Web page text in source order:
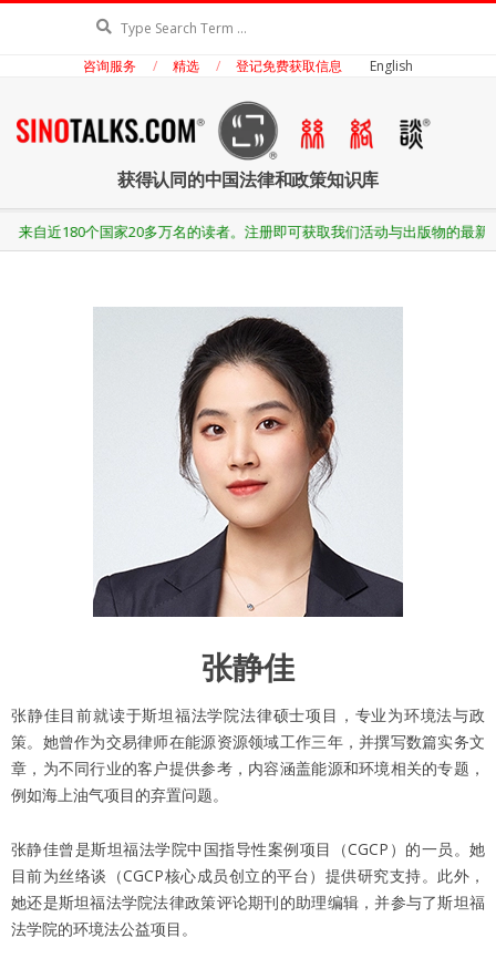
咨询服务 精选 登记免费获取信息 English
丝
络
获得认同的中国法律和政策知识库
Secondary
Navigation
20多万名的读者。注册即可获取我们活动与出版物的最新资讯。
张静佳
张静佳目前就读于斯坦福法学院法律硕士项目，专业为环境法与政
策。她曾作为交易律师在能源资源领域工作三年，并撰写数篇实务文
章，为不同行业的客户提供参考，内容涵盖能源和环境相关的专题，
例如海上油气项目的弃置问题。
张静佳曾是斯坦福法学院中国指导性案例项目（CGCP）的一员。她
目前为丝络谈（CGCP核心成员创立的平台）提供研究支持。此外，
她还是斯坦福法学院法律政策评论期刊的助理编辑，并参与了斯坦福
法学院的环境法公益项目。